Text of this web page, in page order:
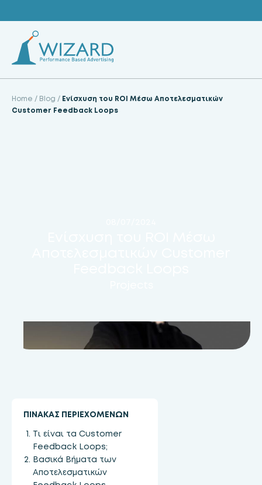
to
content
Home / Blog / Ενίσχυση του ROI Mέσω Aποτελεσματικών
Customer Feedback Loops
ΠΙΝΑΚΑΣ ΠΕΡΙΕΧΟΜΕΝΩΝ
Τι είναι τα Customer
Feedback Loops;
Βασικά Βήματα των
Αποτελεσματικών